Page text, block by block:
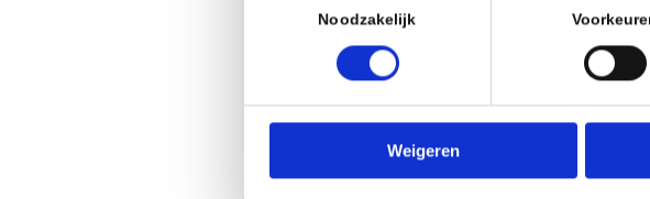
Noodzakelijk
Weigeren
AAN AGENDA TOEVOEGEN
Download ICS
Beschrijving